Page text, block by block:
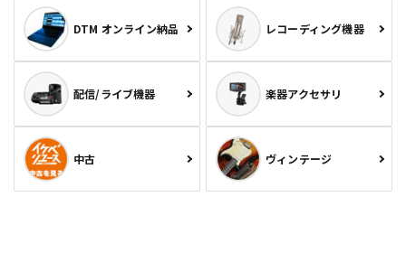
DTM オンライン納品 レコーディング機器
配信/ライブ機器 楽器アクセサリ
中古 ヴィンテージ